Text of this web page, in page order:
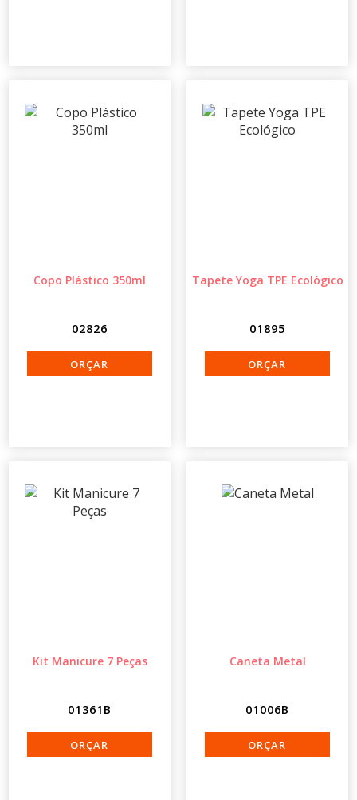
Copo Plástico 350ml
02826
Tapete Yoga TPE Ecológico
01895
Kit Manicure 7 Peças
01361B
Caneta Metal
01006B